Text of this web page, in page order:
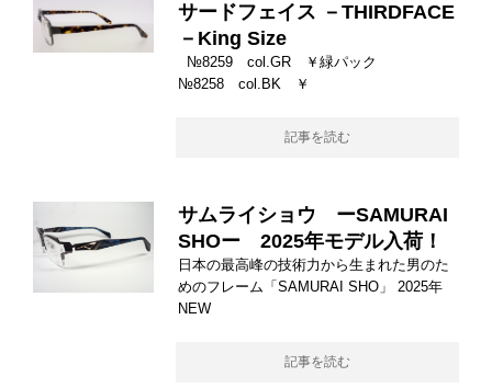
サードフェイス －THIRDFACE
－King Size
№8259 col.GR ￥緑パック
№8258 col.BK ￥
記事を読む
サムライショウ ーSAMURAI
SHOー 2025年モデル入荷！
日本の最高峰の技術力から生まれた男のた
めのフレーム「SAMURAI SHO」 2025年
NEW
記事を読む